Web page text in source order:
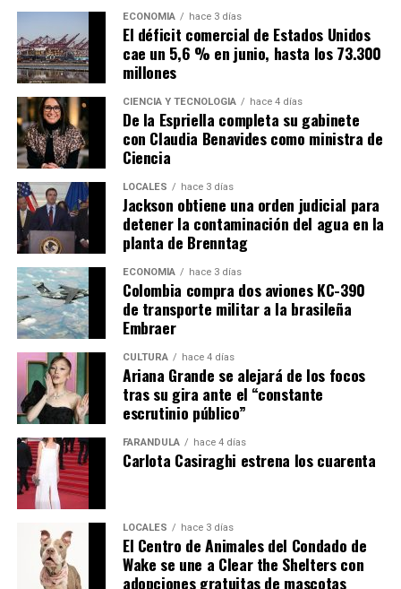
ECONOMÍA hace 3 días
El déficit comercial de Estados Unidos
cae un 5,6 % en junio, hasta los 73.300
millones
CIENCIA Y TECNOLOGÍA hace 4 días
De la Espriella completa su gabinete
con Claudia Benavides como ministra de
Ciencia
LOCALES hace 3 días
Jackson obtiene una orden judicial para
detener la contaminación del agua en la
planta de Brenntag
ECONOMÍA hace 3 días
Colombia compra dos aviones KC-390
de transporte militar a la brasileña
Embraer
CULTURA hace 4 días
Ariana Grande se alejará de los focos
tras su gira ante el “constante
escrutinio público”
FARÁNDULA hace 4 días
Carlota Casiraghi estrena los cuarenta
LOCALES hace 3 días
El Centro de Animales del Condado de
Wake se une a Clear the Shelters con
adopciones gratuitas de mascotas